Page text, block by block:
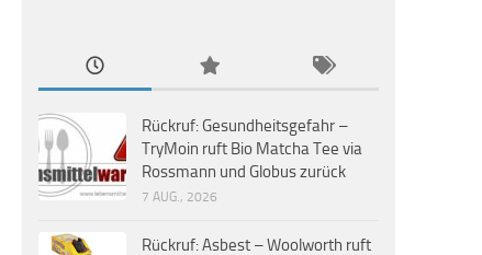
Rückruf: Gesundheitsgefahr –
TryMoin ruft Bio Matcha Tee via
Rossmann und Globus zurück
7 AUG., 2026
Rückruf: Asbest – Woolworth ruft